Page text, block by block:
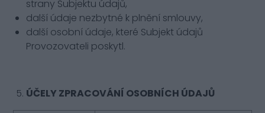
strany Subjektu údajů,
další údaje nezbytné k plnění smlouvy,
další osobní údaje, které Subjekt údajů
Provozovateli poskytl.
ÚČELY ZPRACOVÁNÍ OSOBNÍCH ÚDAJŮ